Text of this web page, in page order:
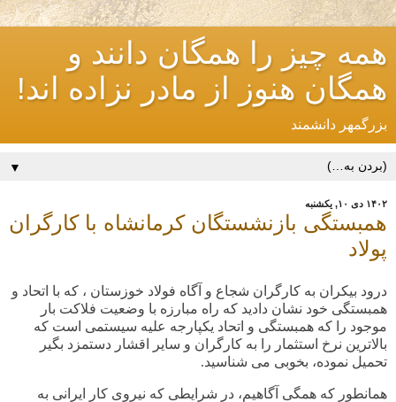
همه چیز را همگان دانند و
همگان هنوز از مادر نزاده اند!
بزرگمهر دانشمند
▼
۱۴۰۲ دی ۱۰, یکشنبه
همبستگی بازنشستگان کرمانشاه با کارگران
پولاد
درود بیکران به کارگران شجاع و آگاه فولاد خوزستان ، که با اتحاد و
همبستگی خود نشان دادید که راه مبارزه با وضعیت فلاکت بار
موجود را که همبستگی و اتحاد یکپارجه علیه سیستمی است که
بالاترین نرخ استثمار را به کارگران و سایر اقشار دستمزد بگیر
تحمیل نموده، بخوبی می شناسید.
همانطور که همگی آگاهیم، در شرایطی که نیروی کار ایرانی به